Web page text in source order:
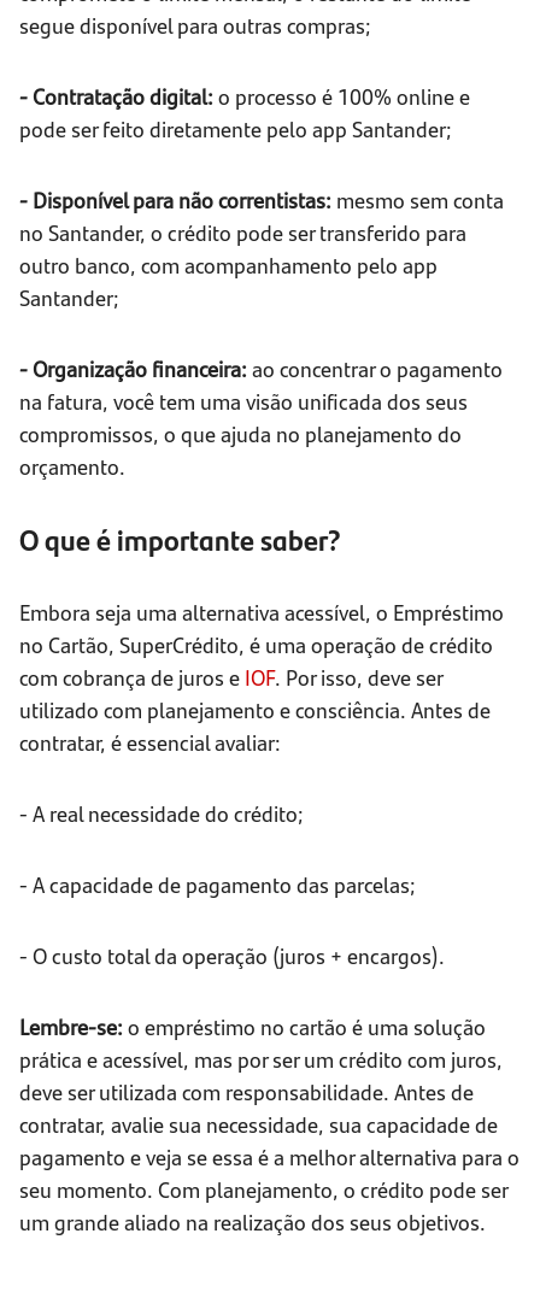
segue disponível para outras compras;
- Contratação digital: o processo é 100% online e
pode ser feito diretamente pelo app Santander;
- Disponível para não correntistas: mesmo sem conta
no Santander, o crédito pode ser transferido para
outro banco, com acompanhamento pelo app
Santander;
- Organização financeira: ao concentrar o pagamento
na fatura, você tem uma visão unificada dos seus
compromissos, o que ajuda no planejamento do
orçamento.
O que é importante saber?
Embora seja uma alternativa acessível, o Empréstimo
no Cartão, SuperCrédito, é uma operação de crédito
com cobrança de juros e IOF. Por isso, deve ser
utilizado com planejamento e consciência. Antes de
contratar, é essencial avaliar:
- A real necessidade do crédito;
- A capacidade de pagamento das parcelas;
- O custo total da operação (juros + encargos).
Lembre-se: o empréstimo no cartão é uma solução
prática e acessível, mas por ser um crédito com juros,
deve ser utilizada com responsabilidade. Antes de
contratar, avalie sua necessidade, sua capacidade de
pagamento e veja se essa é a melhor alternativa para o
seu momento. Com planejamento, o crédito pode ser
um grande aliado na realização dos seus objetivos.